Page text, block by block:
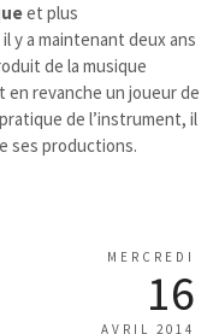
et plus
il y a maintenant deux ans
de la musique
en revanche un joueur de
de l’instrument, il
ses productions.
MERCREDI
16
AVRIL 2014